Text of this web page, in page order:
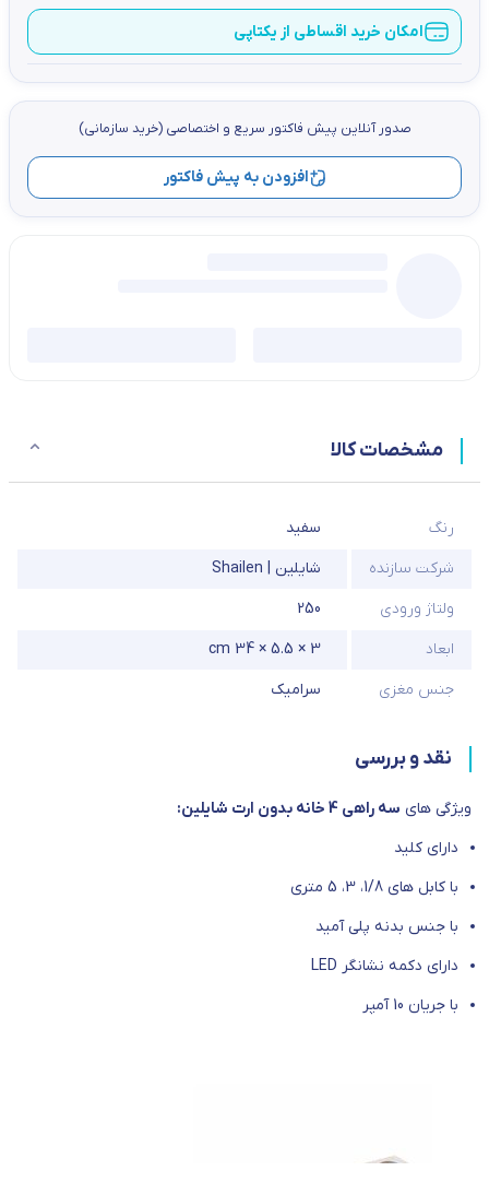
امکان خرید اقساطی از یکتاپی
صدور آنلاین پيش فاكتور سریع و اختصاصي (خرید سازمانی)
افزودن به پیش فاکتور
مشخصات کالا
رنگ
سفید
شرکت سازنده
شایلین | Shailen
ولتاژ ورودی
250
ابعاد
3 × 5.5 × 34 cm
جنس مغزی
سرامیک
نقد و بررسی
ویژگی های سه راهی 4 خانه بدون ارت شایلین:
دارای کلید
با کابل های 1/8، 3، 5 متری
با جنس بدنه پلی آمید
دارای دکمه نشانگر LED
با جریان 10 آمپر